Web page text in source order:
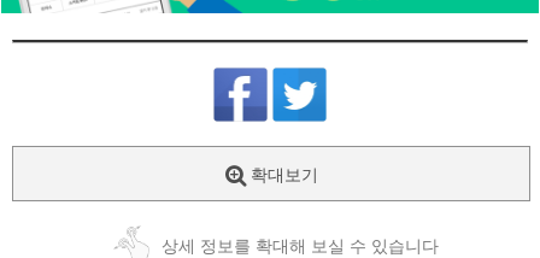
확대보기
상세 정보를 확대해 보실 수 있습니다